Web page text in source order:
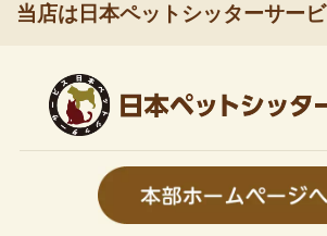
当店は日本ペットシッターサー